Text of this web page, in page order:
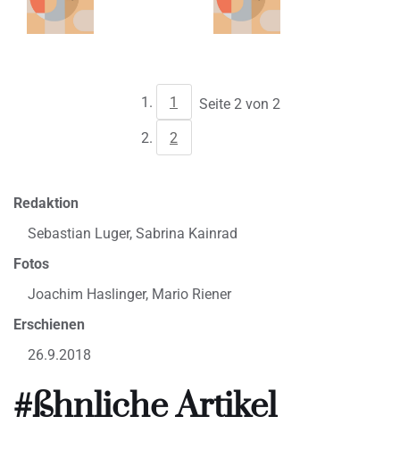
1
2
Seite 2 von 2
Redaktion
Sebastian Luger, Sabrina Kainrad
Fotos
Joachim Haslinger, Mario Riener
Erschienen
26.9.2018
#ßhnliche Artikel